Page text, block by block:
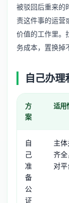
被驳回后重来的
责这件事的运营
价值的工作里。
务成本，置换掉
自己办理
方
案
适用
自
己
准
备
公
证
主
齐全
对